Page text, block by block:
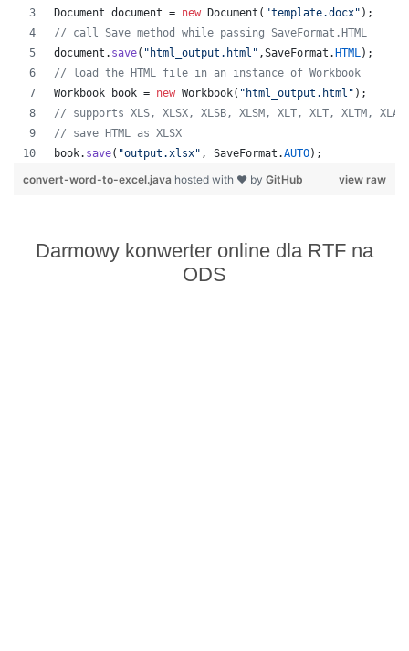
Document document = new Document ( "template.docx" );
// call Save method while passing SaveFormat.HTML
document . save( "html_output.html" ,SaveFormat . HTML);
// load the HTML file in an instance of Workbook
Workbook
book = new Workbook( "html_output.html" );
// supports XLS, XLSX, XLSB, XLSM, XLT, XLT, XLTM,
// save HTML as XLSX
book. save( "output.xlsx" , SaveFormat .AUTO);
view raw
convert-word-to-excel.java hosted with ❤ by GitHub
Darmowy konwerter online dla RTF na
ODS